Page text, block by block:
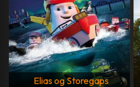
Elias og Storegaps